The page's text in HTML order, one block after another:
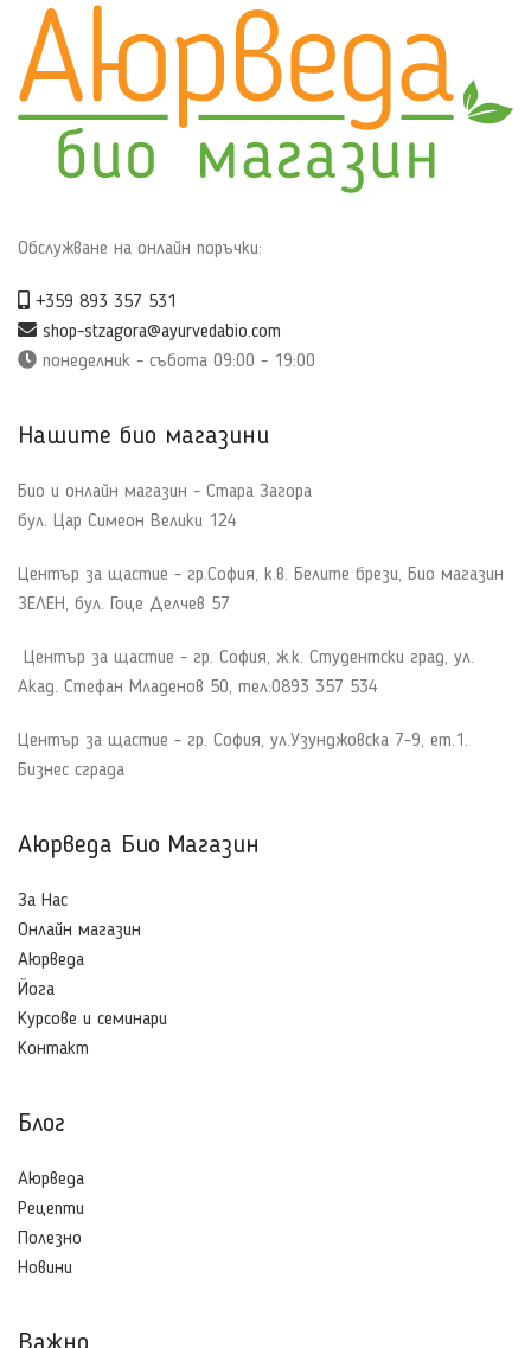
Обслужване на онлайн поръчки:
+359 893 357 531
shop-stzagora@ayurvedabio.com
понеделник - събота 09:00 - 19:00
Нашите био магазини
Био и онлайн магазин - Стара Загора
бул. Цар Симеон Велики 124
Център за щастие - гр.София, к.в. Белите брези, Био магазин
ЗЕЛЕН, бул. Гоце Делчев 57
Център за щастие - гр. София, ж.к. Студентски град, ул.
Акад. Стефан Младенов 50, тел:0893 357 534
Център за щастие - гр. София, ул.Узунджовска 7-9, ет.1.
Бизнес сграда
Аюрведа Био Магазин
За Нас
Онлайн магазин
Аюрведа
Йога
Курсове и семинари
Контакт
Блог
Aюрведа
Рецепти
Полезно
Новини